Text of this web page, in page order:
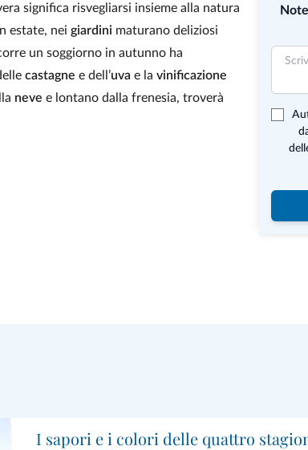
significa risvegliarsi insieme alla natura
estate, nei giardini maturano deliziosi
un soggiorno in autunno ha
castagne e dell’uva e la vinificazione
neve e lontano dalla frenesia, troverà
I sapori e i colori delle quattro